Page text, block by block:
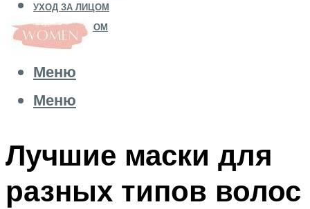
УХОД ЗА ЛИЦОМ
УХОД ЗА ТЕЛОМ
Меню
Меню
Лучшие маски для
разных типов волос